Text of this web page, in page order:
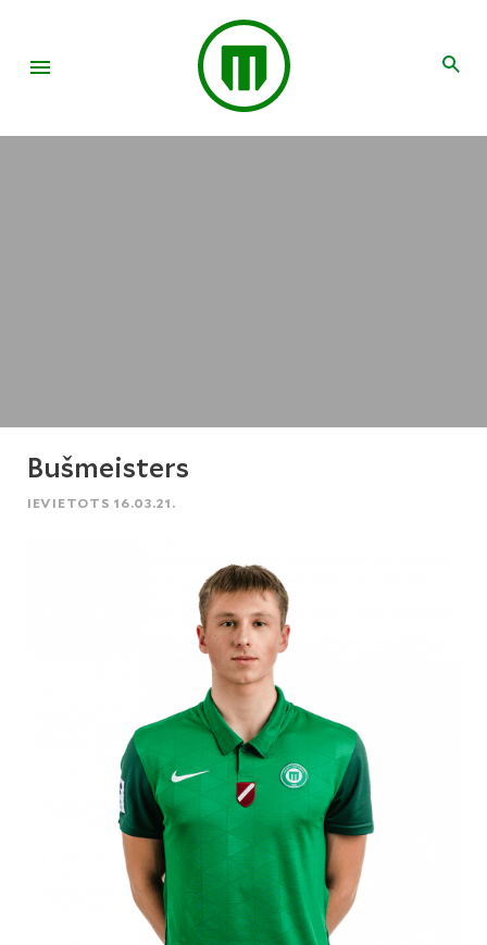
Bušmeisters
IEVIETOTS 16.03.21.